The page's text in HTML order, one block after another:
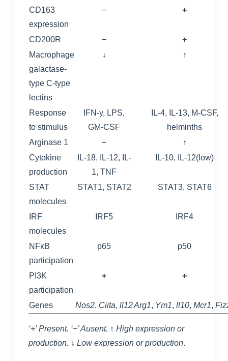
CD163
expression
− +
CD200R −
+
Macrophage
galactase-
type C-type
lectins
↓ ↑
Response
to stimulus
IFN-y, LPS,
GM-CSF
IL-4, IL-13, M-CSF,
helminths
Arginase 1
−
↑
Cytokine
production
IL-18, IL-12, IL-
1, TNF
IL-10, IL-12(low)
STAT
molecules
STAT1, STAT2 STAT3, STAT6
IRF
molecules
IRF5 IRF4
NFκB
participation
p65 p50
PI3K
participation
+ +
Genes Nos2, Ciita, ll12Arg1, Ym1, ll10, Mcr1,
‘+’ Present. ‘−’ Ausent. ↑ High expression or
production. ↓ Low expression or production.